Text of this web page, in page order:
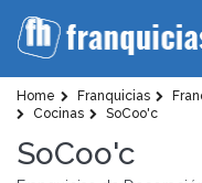
Home Franquicias
Cocinas
SoCoo'c
SoCoo'c